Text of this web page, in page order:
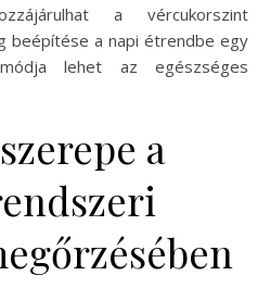
a vércukorszint
beépítése a napi étrendbe egy
lehet az egészséges
a